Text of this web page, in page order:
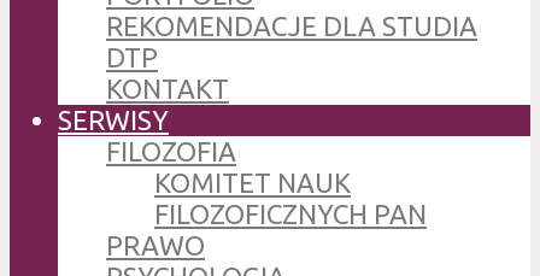
REKOMENDACJE DLA STUDIA
DTP
KONTAKT
SERWISY
FILOZOFIA
KOMITET NAUK
FILOZOFICZNYCH PAN
PRAWO